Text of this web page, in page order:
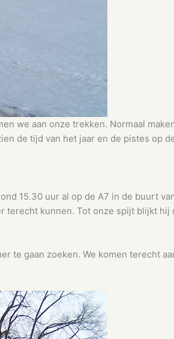
we aan onze trekken. Normaal
de tijd van het jaar en de pistes op
15.30 uur al op de A7 in de buurt
terecht kunnen. Tot onze spijt blijkt hij
te gaan zoeken. We komen terecht